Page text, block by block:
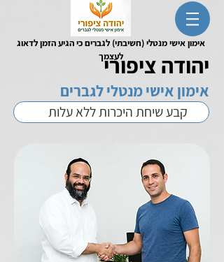
אימון אישי מנטלי (חשיבתי) לגברים כי הגיע הזמן לדאוג
לעצמך
יהודה ציפורי
אימון אישי מנטלי לגברים
קבע שיחת היכרות ללא עלות